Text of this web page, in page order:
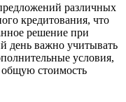
различных
кредитования, что
решение при
день важно учитывать
условия,
общую стоимость